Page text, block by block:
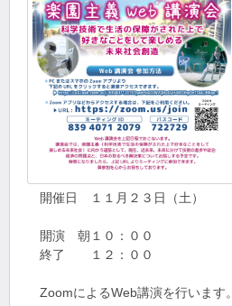
開催日 １１月２３日（土）
開演 朝１０：００
終了 １２：００
ZoomによるWeb講演を行います。